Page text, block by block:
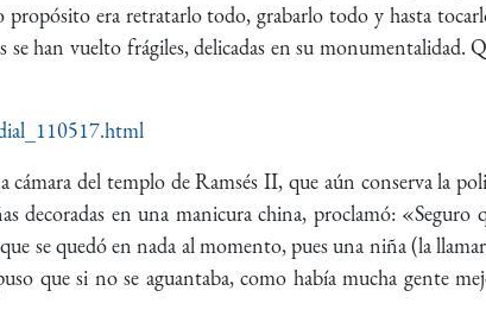
era retratarlo todo, grabarlo todo y hasta
han vuelto frágiles, delicadas en su monumentalidad.
del templo de Ramsés II, que aún conserva la
decoradas en una manicura china, proclamó: «Seguro
se quedó en nada al momento, pues una niña (la
que si no se aguantaba, como había mucha gente